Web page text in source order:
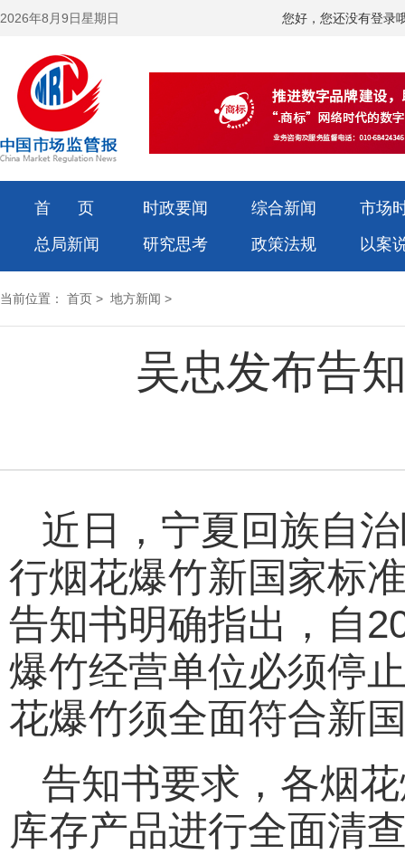
2026年8月9日星期日 您好，您还没有登录
首 页 时政要闻 综合新闻
市场
总局新闻
研究思考 政策法规 以案
当前位置： 首页 > 地方新闻 >
吴忠发布告
近日，宁夏回族自
行烟花爆竹新国家标
告知书明确指出，自
爆竹经营单位必须停
花爆竹须全面符合新
告知书要求，各烟
库存产品进行全面清